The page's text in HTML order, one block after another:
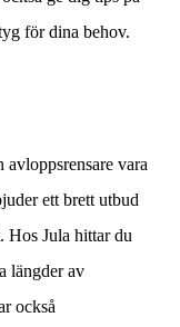
för dina behov.
vara
ett brett utbud
Hos Jula hittar du
längder av
också